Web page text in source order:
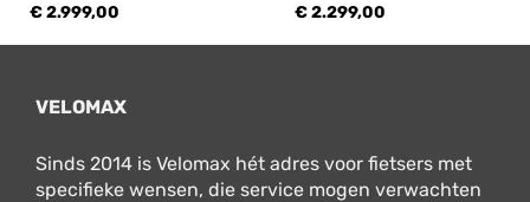
€ 2.999,00 € 2.299,00
VELOMAX
Sinds 2014 is Velomax hét adres voor fietsers met
specifieke wensen, die service mogen verwachten